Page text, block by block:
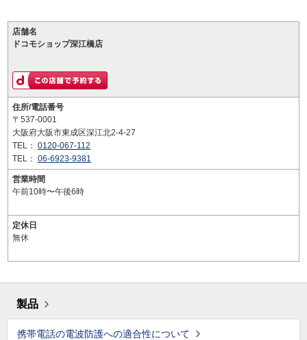
店舗名
ドコモショップ深江橋店
住所/電話番号
〒537-0001
大阪府大阪市東成区深江北2-4-27
TEL： 0120-067-112
TEL： 06-6923-9381
営業時間
午前10時〜午後6時
定休日
無休
製品
携帯電話の電波防護への適合性について